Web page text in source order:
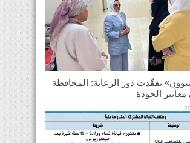
تفقّدت دور الرعاية: المحافظة
الجودة